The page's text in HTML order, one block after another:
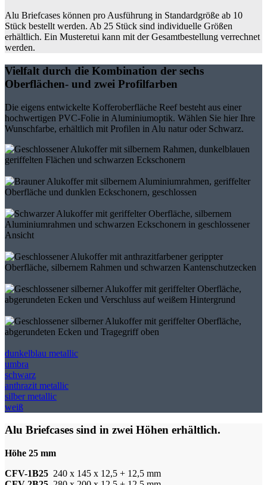
Alu Briefcases können pro Ausführung in Standardgröße ab 10
Stück bestellt werden. Ab 25 Stück sind individuelle Größen
erhältlich. Ein Musteretui kann mit der Gesamtbestellung verrechnet
werden.
Vielfalt durch die Kombination der sechs
Oberflächen- und zwei Profilfarben
Die eigens entwickelte Kofferoberfläche Reef besteht aus einer
hochwertigen PVC-Folie in Aluminiumoptik. Wählen Sie hier Ihre
Wunschfarbe, erhältlich mit Profilen in Alu natur oder Schwarz.
dunkelblau metallic
umbra
schwarz
anthrazit metallic
silber metallic
weiß
Alu Briefcases sind in zwei Höhen erhältlich.
Höhe 25 mm
CFV-1B25 240 x 145 x 12,5 + 12,5 mm